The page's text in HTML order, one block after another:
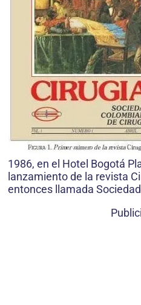
1986, en el Hotel Bogotá
lanzamiento de la revista
entonces llamada